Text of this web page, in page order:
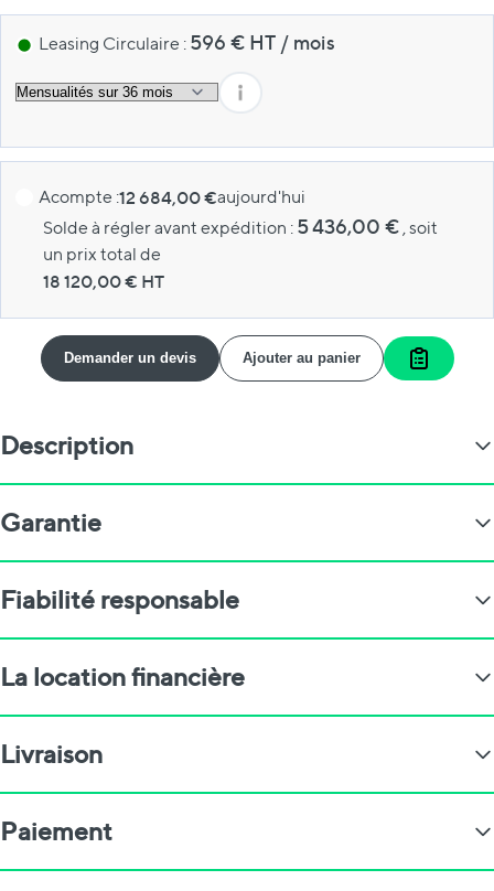
Leasing Circulaire : 596 € HT / mois
Acompte :12 684,00 €aujourd'hui
Solde à régler avant expédition : 5 436,00 € , soit
un prix total de
18 120,00€ HT
Demander un devis Ajouter au panier
Ajouter
Description
Garantie
Fiabilité responsable
La location financière
Livraison
Paiement